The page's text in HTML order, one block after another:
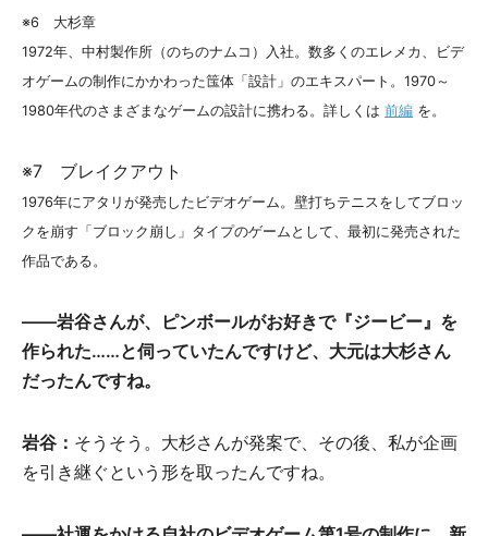
※6 大杉章
1972年、中村製作所（のちのナムコ）入社。数多くのエレメカ、ビデ
オゲームの制作にかかわった筺体「設計」のエキスパート。1970～
1980年代のさまざまなゲームの設計に携わる。詳しくは 前編 を。
※7 ブレイクアウト
1976年にアタリが発売したビデオゲーム。壁打ちテニスをしてブロッ
クを崩す「ブロック崩し」タイプのゲームとして、最初に発売された
作品である。
――岩谷さんが、ピンボールがお好きで『ジービー』を
作られた……と伺っていたんですけど、大元は大杉さん
だったんですね。
岩谷： そうそう。大杉さんが発案で、その後、私が企画
を引き継ぐという形を取ったんですね。